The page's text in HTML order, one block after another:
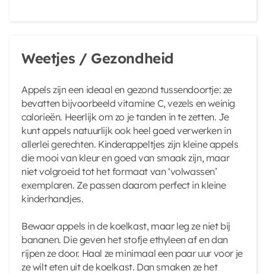
Weetjes / Gezondheid
Appels zijn een ideaal en gezond tussendoortje: ze
bevatten bijvoorbeeld vitamine C, vezels en weinig
calorieën. Heerlijk om zo je tanden in te zetten. Je
kunt appels natuurlijk ook heel goed verwerken in
allerlei gerechten. Kinderappeltjes zijn kleine appels
die mooi van kleur en goed van smaak zijn, maar
niet volgroeid tot het formaat van ‘volwassen’
exemplaren. Ze passen daarom perfect in kleine
kinderhandjes.
Bewaar appels in de koelkast, maar leg ze niet bij
bananen. Die geven het stofje ethyleen af en dan
rijpen ze door. Haal ze minimaal een paar uur voor je
ze wilt eten uit de koelkast. Dan smaken ze het